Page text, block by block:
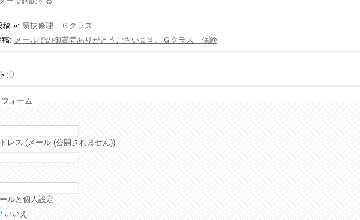
稿 »: 裏技修理 Ｇクラス
稿: メールでの御質問ありがとうございます。Ｇクラス 保険
:0
ォーム
レス (メール (公開されません))
ルと個人設定
いいえ